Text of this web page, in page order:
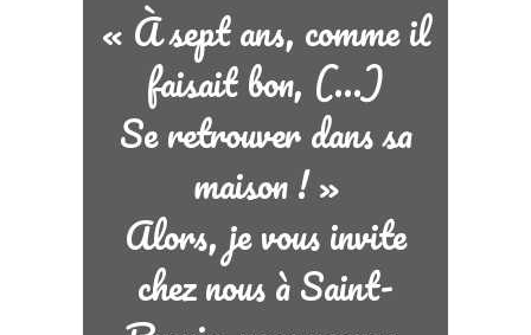
« À sept ans, comme il
faisait bon, (…)
Se retrouver dans sa
maison ! »
Alors, je vous invite
chez nous à Saint-